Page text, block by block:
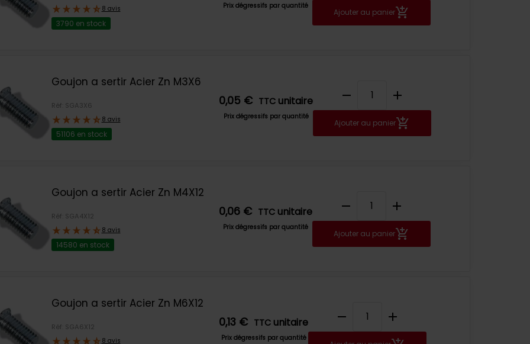
8 avis
3790 en stock
Prix dégressifs par quantité
Ajouter au panier
Goujon a sertir Acier Zn M3X6
Réf: SGA3X6
8 avis
51106 en stock
0,05 € TTC unitaire
Prix dégressifs par quantité
remove add
Ajouter au panier
Goujon a sertir Acier Zn M4X12
Réf: SGA4X12
8 avis
14580 en stock
0,06 € TTC unitaire
Prix dégressifs par quantité
remove add
Ajouter au panier
Goujon a sertir Acier Zn M6X12
Réf: SGA6X12
8 avis
0,13 € TTC unitaire
Prix dégressifs par quantité
remove add